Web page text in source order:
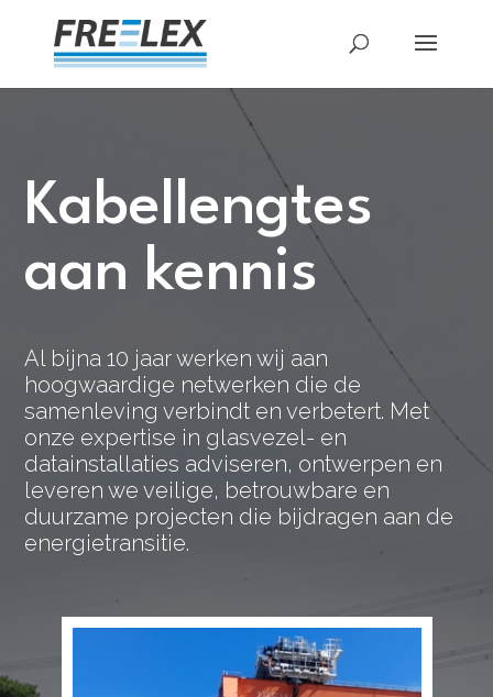
Kabellengtes
aan kennis
Al bijna 10 jaar werken wij aan
hoogwaardige netwerken die de
samenleving verbindt en verbetert. Met
onze expertise in glasvezel- en
datainstallaties adviseren, ontwerpen en
leveren we veilige, betrouwbare en
duurzame projecten die bijdragen aan de
energietransitie.